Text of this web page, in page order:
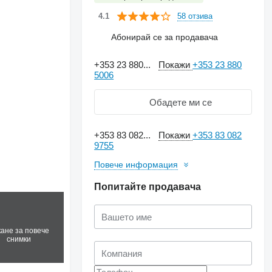
за повече
снимки
4.1 58 отзива
Абонирай се за продавача
+353 23 880... Покажи+353 23 880
5006
Обадете ми се
+353 83 082... Покажи+353 83 082
9755
Повече информация
Попитайте продавача